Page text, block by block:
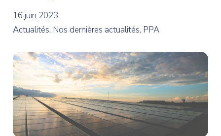
16 juin 2023
Actualités, Nos dernières actualités, PPA